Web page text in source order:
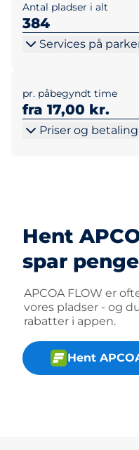
Antal pladser i alt
384
Services på
pr. påbegyndt time
fra 17,00 kr.
Priser og betaling
Hent
spar penge
APCOA FLOW er
vores pladser - og
rabatter i appen.
Hent